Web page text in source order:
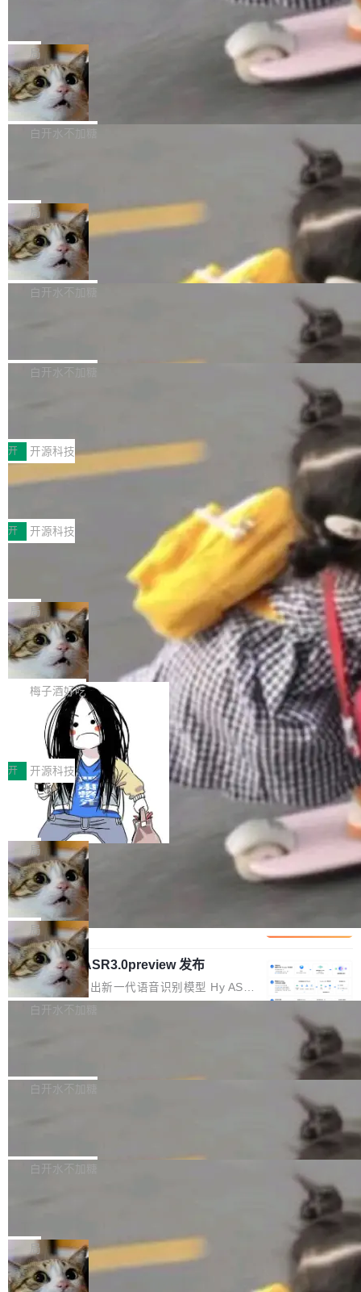
个小型数据库，应用天然按分片构建，单个数据
库的竞争和爆炸半径问题在设计层面就被消除
了。 闲置的 cell 会休眠到几乎不占资源。当 cel
l 迁移或唤醒时，新宿主从 S3 恢复 SQLite 数据
库继续执行。存储库是持久化的唯一真相...
高价的三星折叠（三星Galaxy Z Fold8 Ultra / Z
Fold8 / Z Flip8）外，其余要么是中低端机器，
例如iQOO Z11i、REDMI Note 17、REDMI No
te 17 Pro、OPPO K15，要么是vivo X300 E这
样的次旗舰。 Galaxy Z Fold8 Ultra / Z Fold8 /
Z Flip8三款折叠屏新机均在7月22日发布，且全
部搭载骁龙8 Elite Gen5 for Galaxy，它们本该
Zed 编辑器团队发布了新项目——DeltaDB，一
个在 git commit 之间记录每一次编辑操作的版
本控制系统。目前处于 Early Access 阶段。 De
ltaDB 的核心思路直接写在 landing page 最显
眼的位置：「Software is made between com
mits」——软件是在 commit 之间写出来的。git
是把这段空隙补上。 回退到任何一次编辑：Delt
aDB 捕获 commit 之间的每一次操作，...
局
SpaceXAI 单季资本开支达 183 亿美元
根据风险投资人Tomer Tunguz 博客（VC 分
析）披露的最新分析与第二季度业绩报告，Spac
微软同期总资本开支的四成。 与亚马逊、Alpha
bet、微软以及 Meta 等传统科技巨头相比，Spa
ceXAI的资金消耗速度尤为引人瞩目。然而，支
撑庞大支出的资金来源却呈现出截然不同的面
貌。数据显示，微软和 Meta 主要依托充沛的经
白开水不加糖
一个在终端里运行的编程 agent；Muse Spark
1.2，驱动这个 agent 的新模型。一句话概括：
你可以用 curl -fsSL https://dev.meta.ai/install.
sh | bash 安装一个能在大项目里自动规划、写
代码、验证结果的 AI 终端工具。 据介绍，Muse
个主 agent 循环，外加一组后台 agent。这些后
局
美团开源 LoHoSearch，用知识图谱校
准 AI 能力认知
机器出题的前提，是让机器拥有全局视野。整个
构建流程可以分为四个环节：建图 → 控制难度
白开水不加糖
库，并将作为transport接入Mooncake TENT。
MPComm将作为一种传输引擎接入Mooncake T
ENT，实现零拷贝传输性能提升30%、非零拷贝
传输性能最高提升5倍。UCL-MPComm底层基
于自研UCL-Engine通信引擎，后续腾讯网平将
持续开源更多基于UCL-Engine的高性能通信组
件。 腾讯网平团队在UCL-MPComm中实现了一
个独立于业务线程的全局通信引擎（Engine），
白开水不加糖
型案例入选名单》，深信服“面向企业研发场景的
开源 AI 编程平台 CoStrict 应用”凭借卓越的技术
创新与落地成效成功入选。 全链路私有化部署，
助力企业AI研发安全落地 当前，越来越多企业已
经开始引入 AI Coding 工具，通过调用公有云模
型或企业内部部署模型提升研发效率。但随着 AI
Coding 从个人辅助工具逐步走向团队级、组织
级应用，企业在规模化落地过程中，对安全性、
可控性和代码质量提出了更高要求。 首先是数据
安全与合规要求。对于大多数普通研发场景，公
有云模型能够满足快速试用和效率提升的需求。
但对于金融、能源、医疗等对数据安全要求较...
开 开源科技
深信服AI算力网关入选工信部人工智能
前不久，工业和信息化部正式发布《2025年人工
智能应用典型案例名单》，集中展示人工智能在
各领域的应用成果，覆盖技术底座、行业赋能、
产品应用、支撑保障、专题等五大方向。深信服
AI算力网关（AI创新平台）成功入选！ 随着各行
各业的Agent走向规模化建设，算力构成形态逐
渐丰富，用户关注的重点也在发生变化：不只是
让AI用起来，还要进一步看清混合算力时代下，
Token花在哪里、算力是否被充分利用，以及持
续增长的AI成本该如何优化。 深信服AI算力网关
正是围绕这些实际问题，从Token治理和成本治
理两个方面，让用户的每一份算力都看得清、管
得住、用得稳、省得下、更安全！ 一、从现在开
始，Token使用一目...
开 开源科技
Jeff Dean 离开 Google：一个时代的结
束，一个实验室的开始
Google 员工编号 20。MapReduce 作者之一。
Bigtable 作者之一。TensorFlow 的作者之一。
Gemini 的架构师。Google 首席科学家。 Jeff D
ean 在 Google 工作了 27 年后，宣布离职。 他
不是一个人走。一同离开的还有 Sanjay Ghema
wat（Google 员工编号 23，Jeff Dean 二十多
年的编程搭档，MapReduce 和 Bigtable 的共同
作者）、Quoc Le（Google 大脑核心成员，Se
q2Seq 和 DocAI 的共同发明人）以及 Oriol Vin
yals（Gemini 联合负责人，AlphaSta...
局
🔥 SolonCode v2026.8.4 发布：界面
字体可调、22 种语言、记忆搜索增强
打开终端就能上岗的全中文编码智能体，这一轮
把「看得清、用母语、记得住」三件事一次补
齐。 SolonCode 是什么 SolonCode 是杭州无
耳科技研发的企业级终端编码智能体——一位全
中文驱动的数字员工，自主理解需求、规划步
骤、编写代码。不挑模型、不挑平台，curl 一行
装完即用。 开源地址：Gitee · GitCode · GitHu
b 安装 支持 Java 8+（8~26）、macOS / Linu
x / Windows / Harmony PC。 # macOS / Linu
x / Harmony PC curl -fsSL https://solon.noea
r.org/solon...
梅子酒好吃
让“代码语义理解”深度释放AI Coding
价值潜能：华为云码道（CodeArts）
代码仓技术解析
一、代码仓深度理解技术的作用与价值 在软件工
程实践中，代码仓是企业核心知识资产的主要载
体。企业级代码仓库通常包含数十万乃至数百万
个文件，其规模远超单次模型调用可承载的上下
文窗口。随着项目规模的持续扩张与代码历史的
不断累积，代码仓中的模块关系、接口契约、业
务逻辑等关键信息往往分散于数十乃至数百个文
件之中，形成高度复杂的知识关联网络。传统的
代码检索手段（如关键词匹配、目录遍历）仅能
在语法层面完成文本定位，难以触及代码的语义
内涵与结构关联，导致开发者使用代码智能体在
理解大规模代码仓时面临显著"代码仓理解"瓶
颈。 代码仓深度理解服务（以下简称" CodeBas
e深度理解服务"）是华为云码道（CodeA...
开 开源科技
一条“删库”命令跑 17 小时，算法工程
师删光 89TB 数据只为干私活
最高人民检察院8月4日公布了一起案件：北京一
名90后算法工程师王某，为了给自己接的私活腾
服务器空间，删光了公司AI游戏部门的全部核心
数据。 王某2024年1月入职东城区某科技公司AI
短剧部门，有互联网大厂背景。在公司内部架构
调整期间，部门三次通知全员将数据从A集群迁
移到B集群，王某都回复了"收到"。 他没有迁移
数据。2024年9月3日下午4点，他使用此前登录
的账号密码进入A集群，输入了一条被程序员圈
称为"删库跑路"的命令——最高管理员权限、无
自研的多个文生3D和...
局
Cloudflare 分享推理优化实践：KV ca
che 量化 + 权重压缩，吞吐量提升 4
1%，成本降 30%
Kimi 和 GLM 是当前最强的大模型系列之一，但
它们有一个共同的问题：太吃显存了。月之暗面
的 Kimi K 系列和智谱的 GLM 都是长上下文、M
oE 架构的大模型，好用到让人上瘾，但 GPU 显
存永远不够用。 Cloudflare 的 Workers AI 团队
一直在跑这些模型的推理。他们在官方博客上发
整性保护。效果是：吞吐量提升 41%，每 token
局
腾讯混元 Hy ASR3.0preview 发布
腾讯混元正式推出新一代语音识别模型 Hy ASR
3.0preview。基于最新一代大语言模型 Hy3 的
让语音识别不再只是听清，而是真正听懂。通过
w 不要求标准普通话，方言识别覆盖粤语、吴语
白开水不加糖
新和少量网页兼容性修复版本。 Changes/fixe
容提供的字体时出现的几个问题 为避免音频加
质的最低采样率）的音频格式将被拒绝 修复了 C
SS 圆角虚线样式中可能存在的问题 如果表单中
的图像元素不在同一个子树中，则它们将不再关
白开水不加糖
发布的 Release Notes，他利用 AI 工具（如 Co
最强的若干项。对于尚未正式发版的 PG 19，则
通过拉取过去一年内（从 PG 18 Beta1 时间点
至今）的所有 commit，同样交由 AI 分析提炼。
白开水不加糖
维护工作一直与我的日常工作、家务、社交生活
和休闲娱乐竞争时间。" 这是 libexpat 维护者 S
ebastian Pipping 写在博客里的话。8 月 4 日，
局
Firefox 153.0.3 发布